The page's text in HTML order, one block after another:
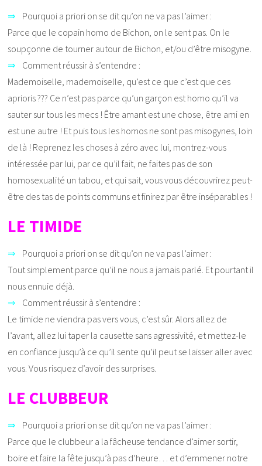
⇒
Pourquoi a priori on se dit qu’on ne va pas l’aimer :
Parce que le copain homo de Bichon, on le sent pas. On le
soupçonne de tourner autour de Bichon, et/ou d’être misogyne.
⇒
Comment réussir à s’entendre :
Mademoiselle, mademoiselle, qu’est ce que c’est que ces
aprioris ??? Ce n’est pas parce qu’un garçon est homo qu’il va
sauter sur tous les mecs ! Être amant est une chose, être ami en
est une autre ! Et puis tous les homos ne sont pas misogynes, loin
de là ! Reprenez les choses à zéro avec lui, montrez-vous
intéressée par lui, par ce qu’il fait, ne faites pas de son
homosexualité un tabou, et qui sait, vous vous découvrirez peut-
être des tas de points communs et finirez par être inséparables !
LE TIMIDE
⇒
Pourquoi a priori on se dit qu’on ne va pas l’aimer :
Tout simplement parce qu’il ne nous a jamais parlé. Et pourtant il
nous ennuie déjà.
⇒
Comment réussir à s’entendre :
Le timide ne viendra pas vers vous, c’est sûr. Alors allez de
l’avant, allez lui taper la causette sans agressivité, et mettez-le
en confiance jusqu’à ce qu’il sente qu’il peut se laisser aller avec
vous. Vous risquez d’avoir des surprises.
LE CLUBBEUR
⇒
Pourquoi a priori on se dit qu’on ne va pas l’aimer :
Parce que le clubbeur a la fâcheuse tendance d’aimer sortir,
boire et faire la fête jusqu’à pas d’heure… et d’emmener notre